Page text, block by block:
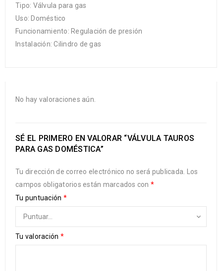
Tipo: Válvula para gas
Uso: Doméstico
Funcionamiento: Regulación de presión
Instalación: Cilindro de gas
No hay valoraciones aún.
SÉ EL PRIMERO EN VALORAR “VÁLVULA TAUROS
PARA GAS DOMÉSTICA”
Tu dirección de correo electrónico no será publicada. Los
campos obligatorios están marcados con *
Tu puntuación *
Tu valoración *